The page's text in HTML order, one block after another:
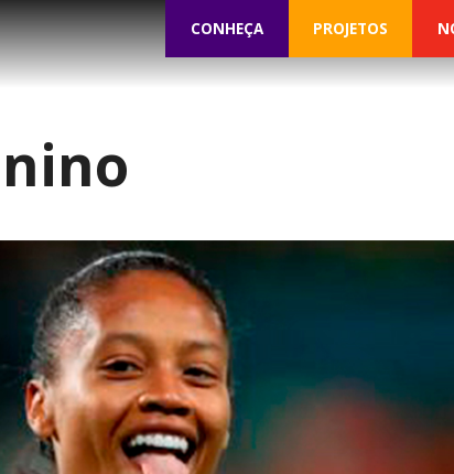
CONHEÇA PROJETOS